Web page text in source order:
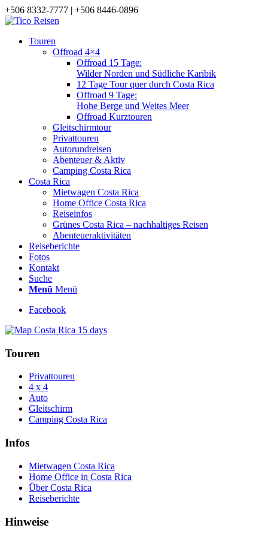
+506 8332-7777 | +506 8446-0896
Touren
Offroad 4×4
Offroad 15 Tage:
Wilder Norden und Südliche Karibik
12 Tage Tour quer durch Costa Rica
Offroad 9 Tage:
Hohe Berge und Weites Meer
Offroad Kurztouren
Gleitschirmtour
Privattouren
Autorundreisen
Abenteuer & Aktiv
Camping Costa Rica
Costa Rica
Mietwagen Costa Rica
Home Office Costa Rica
Reiseinfos
Grünes Costa Rica – nachhaltiges Reisen
Abenteueraktivitäten
Reiseberichte
Fotos
Kontakt
Suche
Menü Menü
Facebook
Touren
Privattouren
4 x 4
Auto
Gleitschirm
Camping Costa Rica
Infos
Mietwagen Costa Rica
Home Office in Costa Rica
Über Costa Rica
Reiseberichte
Hinweise